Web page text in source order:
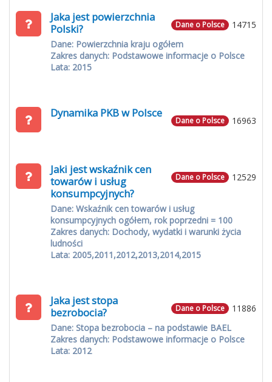
14715
Dane o Polsce
Jaka jest powierzchnia
Polski?
Dane: Powierzchnia kraju ogółem
Zakres danych: Podstawowe informacje o Polsce
Lata: 2015
16963
Dane o Polsce
Dynamika PKB w Polsce
12529
Dane o Polsce
Jaki jest wskaźnik cen
towarów i usług
konsumpcyjnych?
Dane: Wskaźnik cen towarów i usług
konsumpcyjnych ogółem, rok poprzedni = 100
Zakres danych: Dochody, wydatki i warunki życia
ludności
Lata: 2005,2011,2012,2013,2014,2015
11886
Dane o Polsce
Jaka jest stopa
bezrobocia?
Dane: Stopa bezrobocia – na podstawie BAEL
Zakres danych: Podstawowe informacje o Polsce
Lata: 2012